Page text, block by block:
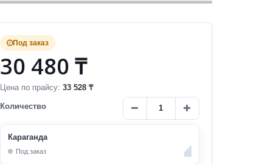
Под заказ
30 480 ₸
Цена по прайсу: 33 528 ₸
Количество
Караганда
Под заказ